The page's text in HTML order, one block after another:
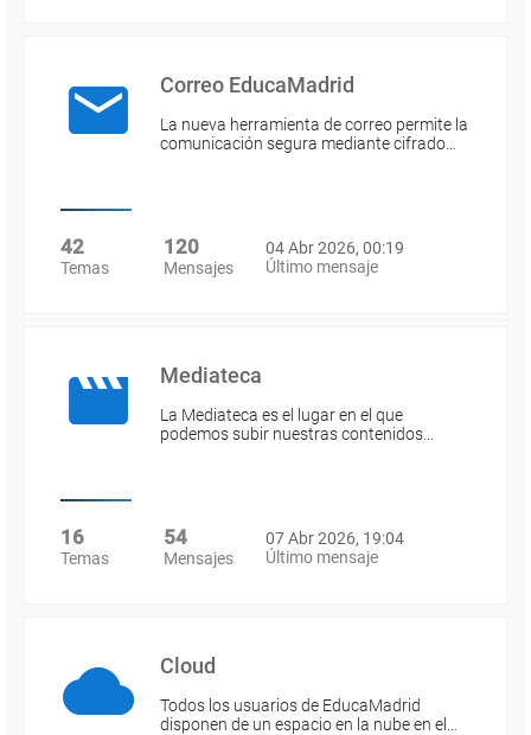
Correo EducaMadrid
La nueva herramienta de correo permite la
comunicación segura mediante cifrado…
42
Temas
120
Mensajes
04 Abr 2026, 00:19
Último mensaje
Mediateca
La Mediateca es el lugar en el que
podemos subir nuestras contenidos…
16
Temas
54
Mensajes
07 Abr 2026, 19:04
Último mensaje
Cloud
Todos los usuarios de EducaMadrid
disponen de un espacio en la nube en el…